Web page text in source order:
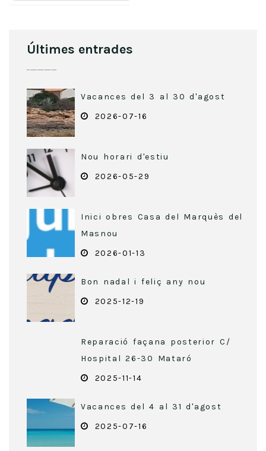
Últimes entrades
Vacances del 3 al 30 d'agost
2026-07-16
Nou horari d'estiu
2026-05-29
Inici obres Casa del Marquès del
Masnou
2026-01-13
Bon nadal i feliç any nou
2025-12-19
Reparació façana posterior C/
Hospital 26-30 Mataró
2025-11-14
Vacances del 4 al 31 d'agost
2025-07-16